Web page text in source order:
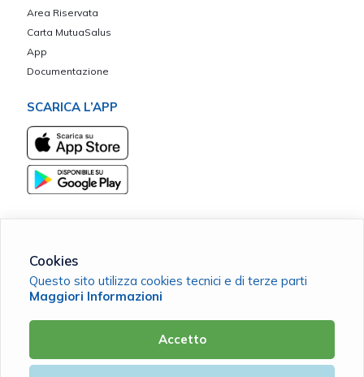
Area Riservata
Carta MutuaSalus
App
Documentazione
SCARICA L’APP
Concordiam ETS - Iscritta al Registro Unico Nazionale del Terzo
Settore al n. 36928
C.F. 90043930131 |Cookie Policy
Powered by
Cookies
Questo sito utilizza cookies tecnici e di terze parti
Maggiori Informazioni
Accetto